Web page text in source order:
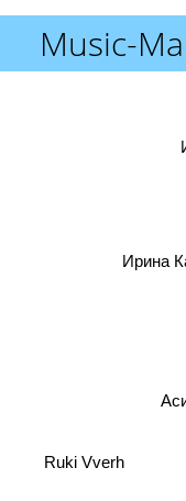
Music-
Ирина
Ruki Vverh